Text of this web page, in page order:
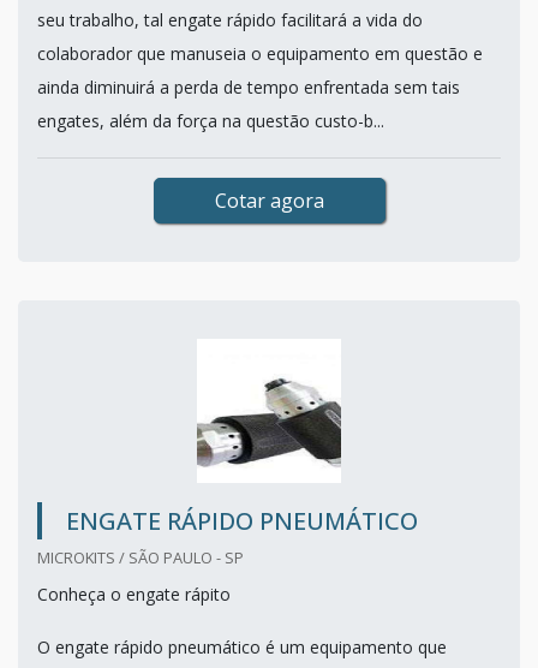
seu trabalho, tal engate rápido facilitará a vida do
colaborador que manuseia o equipamento em questão e
ainda diminuirá a perda de tempo enfrentada sem tais
engates, além da força na questão custo-b...
Cotar agora
ENGATE RÁPIDO PNEUMÁTICO
MICROKITS / SÃO PAULO - SP
Conheça o engate rápito
O engate rápido pneumático é um equipamento que